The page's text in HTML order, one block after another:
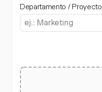
Departamento / Proyecto